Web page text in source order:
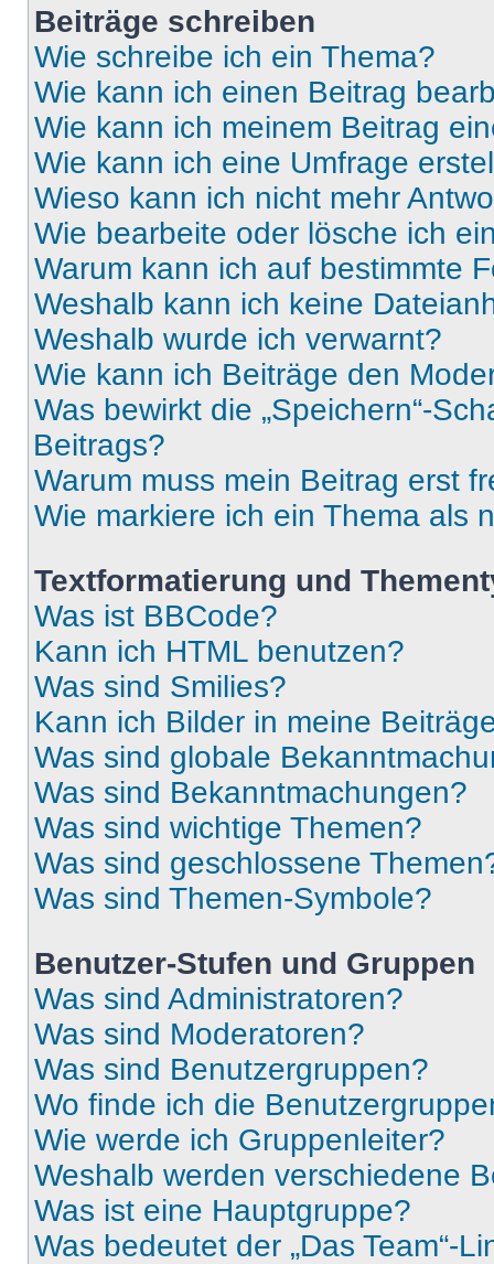
Beiträge schreiben
Wie schreibe ich ein Thema?
Wie kann ich einen Beitrag
Wie kann ich meinem Beitrag
Wie kann ich eine Umfrage
Wieso kann ich nicht mehr
Wie bearbeite oder lösche ich
Warum kann ich auf bestimmte
Weshalb kann ich keine
Weshalb wurde ich verwarnt?
Wie kann ich Beiträge den
Was bewirkt die „Speichern“-
Beitrags?
Warum muss mein Beitrag erst
Wie markiere ich ein Thema als
Textformatierung und
Was ist BBCode?
Kann ich HTML benutzen?
Was sind Smilies?
Kann ich Bilder in meine
Was sind globale
Was sind Bekanntmachungen?
Was sind wichtige Themen?
Was sind geschlossene
Was sind Themen-Symbole?
Benutzer-Stufen und Gruppen
Was sind Administratoren?
Was sind Moderatoren?
Was sind Benutzergruppen?
Wo finde ich die
Wie werde ich Gruppenleiter?
Weshalb werden verschiedene
Was ist eine Hauptgruppe?
Was bedeutet der „Das Team“-